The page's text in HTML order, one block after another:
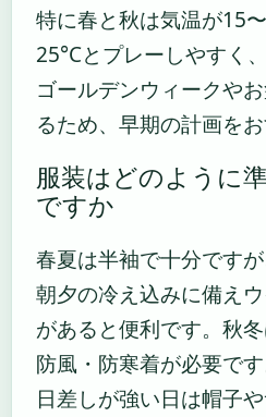
特に春と秋は気温が15〜
25°Cとプレーしやすく
ゴールデンウィークや
るため、早期の計画をお
服装はどのように
ですか
春夏は半袖で十分ですが
朝夕の冷え込みに備え
があると便利です。秋冬
防風・防寒着が必要です
日差しが強い日は帽子